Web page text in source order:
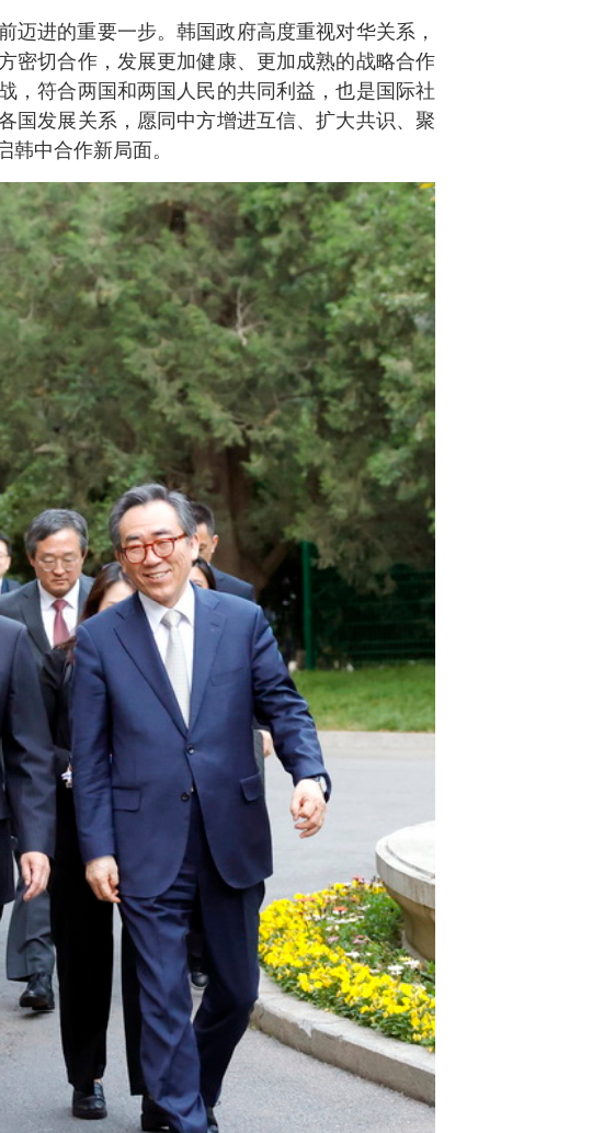
迈进的重要一步。韩国政府高度重视对华关系，
密切合作，发展更加健康、更加成熟的战略合作
，符合两国和两国人民的共同利益，也是国际社
国发展关系，愿同中方增进互信、扩大共识、聚
中合作新局面。